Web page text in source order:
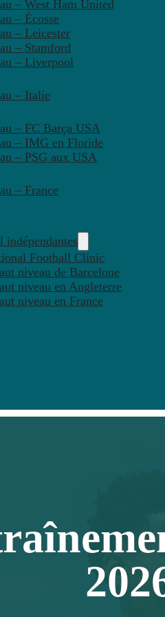
– West Ham United
– Écosse
– Leicester
– Stamford
– Liverpool
– Italie
– FC Barça USA
– IMG en Floride
– PSG aux USA
– France
indépendantes
Football Clinic
niveau de Barcelone
niveau en Angleterre
niveau en France